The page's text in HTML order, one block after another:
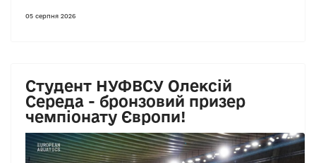
05 серпня 2026
Студент НУФВСУ Олексій
Середа - бронзовий призер
чемпіонату Європи!